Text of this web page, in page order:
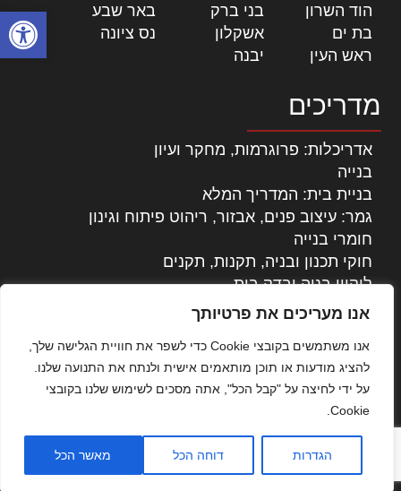
פתח
אנו מעריכים את פרטיותך
אנו משתמשים בקובצי Cookie כדי לשפר את חוויית הגלישה שלך,
להציג מודעות או תוכן מותאמים אישית ולנתח את התנועה שלנו.
על ידי לחיצה על "קבל הכל", אתה מסכים לשימוש שלנו בקובצי
Cookie.
הגדרות דוחה הכל מאשר הכל
הוד השרון
בני ברק באר שבע
בת ים
אשקלון נס ציונה
ראש העין
יבנה
מדריכים
אדריכלות: פרוגרמות, מחקר ועיון
בנייה
בניית בית: המדריך המלא
גמר: עיצוב פנים, אבזור, ריהוט פיתוח וגינון
חומרי בנייה
חוקי תכנון ובניה, תקנות, תקנים
ליקויי בניה ובדק בית
נדל"ן: זכויות, אגרות ועסקאות
עקרונות ניהול אחזקה מתקדמות
צילום אדריכלי
שיווק נדלן
שיטות בניה: מפרטים והמלצות
תוכן שיווקי
כל הזכויות שמורות © אדריכלות ובניה בישראל